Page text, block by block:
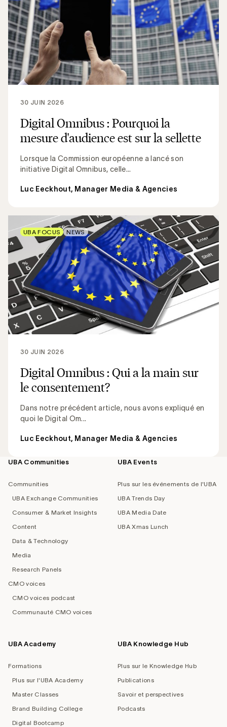
Digital Omnibus : Pourquoi la
mesure d'audience est sur la sellette
Lorsque la Commission européenne a lancé son
initiative Digital Omnibus, celle...
30 JUIN 2026
Luc Eeckhout, Manager Media & Agencies
Digital Omnibus : Qui a la main sur
le consentement?
Dans notre précédent article, nous avons expliqué en
quoi le Digital Om...
30 JUIN 2026
Luc Eeckhout, Manager Media & Agencies
UBA FOCUS NEWS
Footer
UBA Communities
Communities
UBA Exchange Communities
Consumer & Market Insights
Content
Data & Technology
Media
Research Panels
CMO voices
CMO voices podcast
Communauté CMO voices
UBA Events
Plus sur les événements de l'UBA
UBA Trends Day
UBA Media Date
UBA Xmas Lunch
UBA Academy
Formations
Plus sur l'UBA Academy
Master Classes
Brand Building College
Digital Bootcamp
UBA Knowledge Hub
Plus sur le Knowledge Hub
Publications
Savoir et perspectives
Podcasts